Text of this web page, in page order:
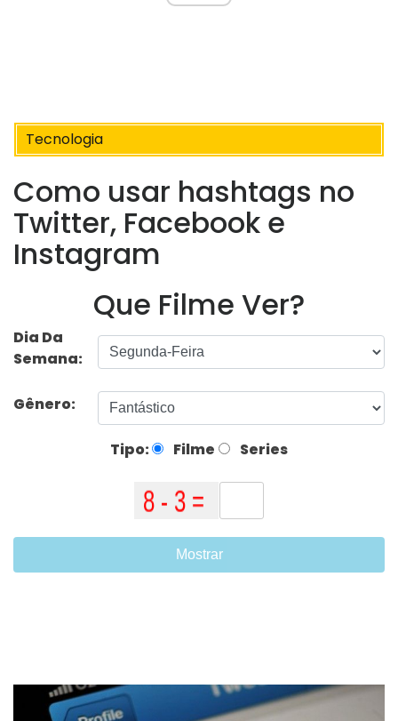
Tecnologia
Como usar hashtags no
Twitter, Facebook e
Instagram
Que Filme Ver?
Dia Da
Semana:
Gênero:
Tipo: Filme Series
Mostrar